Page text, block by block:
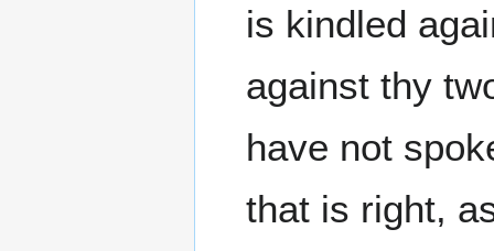
is kindled
against thy
have not
that is right,